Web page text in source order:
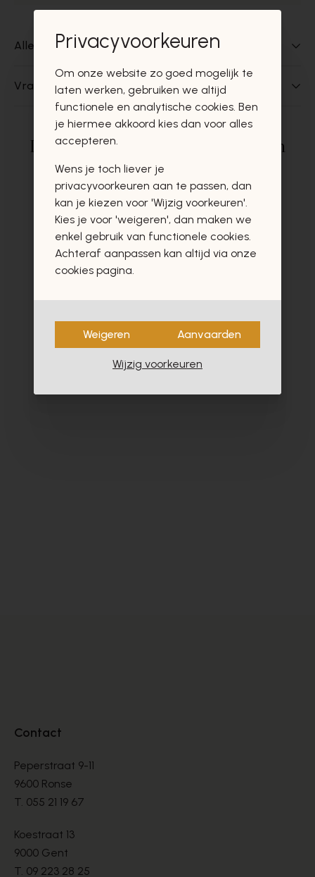
Alles over dit product
Vragen over dit product?
Deze producten zullen u zeker en
vast ook interesseren
- 30%
Contact
Peperstraat 9-11
9600 Ronse
T. 055 21 19 67
Koestraat 13
9000 Gent
T. 09 223 28 25
Privacyvoorkeuren
Om onze website zo goed mogelijk te
laten werken, gebruiken we altijd
functionele en analytische cookies. Ben
je hiermee akkoord kies dan voor alles
accepteren.
Wens je toch liever je
privacyvoorkeuren aan te passen, dan
kan je kiezen voor 'Wijzig voorkeuren'.
Kies je voor 'weigeren', dan maken we
enkel gebruik van functionele cookies.
Achteraf aanpassen kan altijd via onze
cookies pagina.
Weigeren Aanvaarden
Wijzig voorkeuren